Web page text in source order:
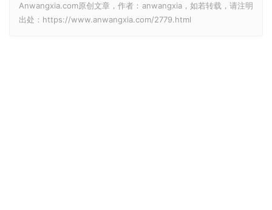
Anwangxia.com原创文章，作者：anwangxia，如若转载，请注明
出处：https://www.anwangxia.com/2779.html